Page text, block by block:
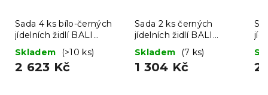
Sada 4 ks bílo-černých
jídelních židlí BALI
MARK
Skladem (>10 ks)
2 623 Kč
Sada 2 ks černých
jídelních židlí BALI
MARK
Skladem (7 ks)
1 304 Kč 2